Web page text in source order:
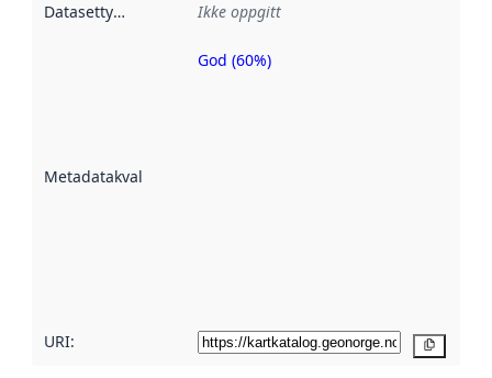
Datasettype Ikke oppgitt
Metadatakvalitet
Metadatakvalitet
God (60%)
URI: